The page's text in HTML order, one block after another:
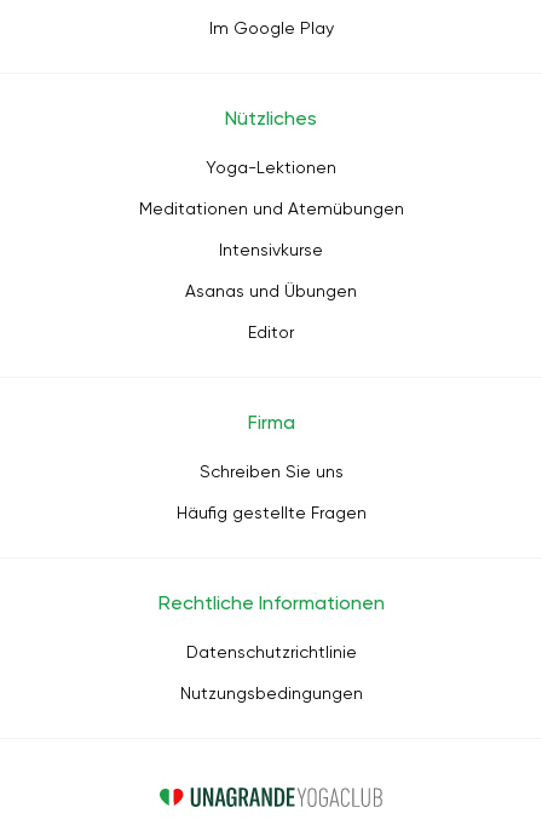
Im Google Play
Nützliches
Yoga-Lektionen
Meditationen und Atemübungen
Intensivkurse
Asanas und Übungen
Editor
Firma
Schreiben Sie uns
Häufig gestellte Fragen
Rechtliche Informationen
Datenschutzrichtlinie
Nutzungsbedingungen